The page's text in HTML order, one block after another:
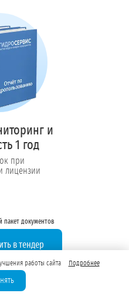
и
1 год
при
лицензии
пакет документов
в тендер
с 9:00 до 19:00
нам
работы сайта Подробнее